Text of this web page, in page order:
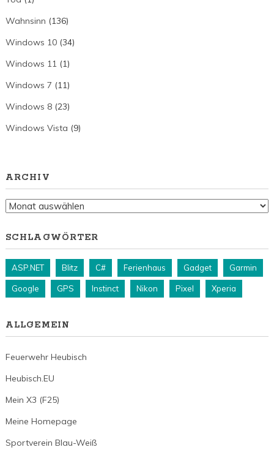
Wahnsinn (136)
Windows 10(34)
Windows 11(1)
Windows 7 (11)
Windows 8(23)
Windows Vista (9)
ARCHIV
Archiv
SCHLAGWÖRTER
ASP.NET Blitz C# Ferienhaus Gadget Garmin
Google GPS Instinct Nikon Pixel Xperia
ALLGEMEIN
Feuerwehr Heubisch
Heubisch.EU
Mein X3 (F25)
Meine Homepage
Sportverein Blau-Weiß